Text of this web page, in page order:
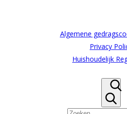
Algemene
Privacy
Huishoudelijk